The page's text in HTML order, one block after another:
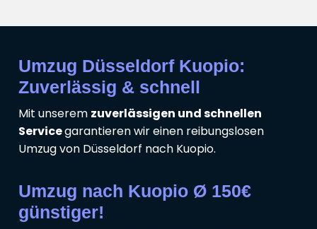
Umzug Düsseldorf Kuopio:
Zuverlässig & schnell
Mit unserem zuverlässigen und schnellen
Servicegarantieren wir einen reibungslosen
Umzug von Düsseldorf nach Kuopio.
Umzug nach Kuopio Ø 150€
günstiger!